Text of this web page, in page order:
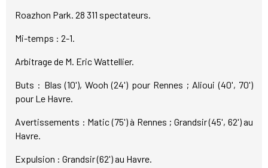
Roazhon Park. 28 311 spectateurs.
Mi-temps : 2-1.
Arbitrage de M. Eric Wattellier.
Buts : Blas (10'), Wooh (24') pour Rennes ; Alioui (40', 70')
pour Le Havre.
Avertissements : Matic (75') à Rennes ; Grandsir (45', 62') au
Havre.
Expulsion : Grandsir (62') au Havre.